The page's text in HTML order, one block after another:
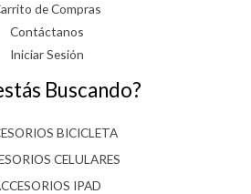
de Compras
Contáctanos
Iniciar Sesión
Buscando?
BICICLETA
CELULARES
IPAD